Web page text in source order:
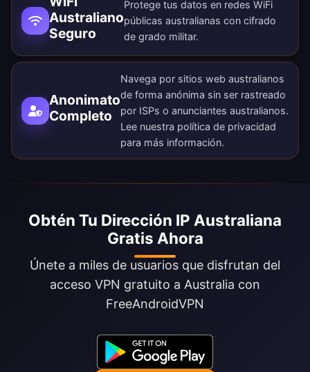
Australiano
Seguro
Protege tus datos en redes WiFi
públicas australianas con cifrado
de grado militar.
Anonimato
Completo
Navega por sitios web australianos
de forma anónima sin ser rastreado
por ISPs o anunciantes australianos.
Lee nuestra política de privacidad
para más información.
Obtén Tu Dirección IP Australiana
Gratis Ahora
Únete a miles de usuarios que disfrutan del
acceso VPN gratuito a Australia con
FreeAndroidVPN